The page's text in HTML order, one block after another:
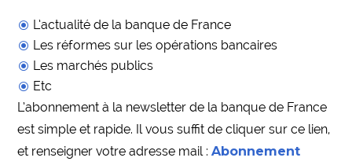
L’actualité de la banque de France
Les réformes sur les opérations bancaires
Les marchés publics
Etc
L’abonnement à la newsletter de la banque de France
est simple et rapide. Il vous suffit de cliquer sur ce lien,
et renseigner votre adresse mail :Abonnement